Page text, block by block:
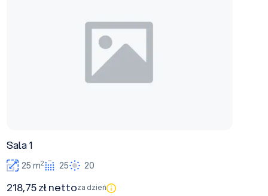
Sala 1
25 m2 25 20
218,75 zł nettoza dzień